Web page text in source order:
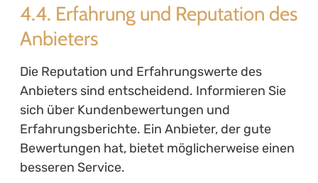
4.4. Erfahrung und Reputation des
Anbieters
Die Reputation und Erfahrungswerte des
Anbieters sind entscheidend. Informieren Sie
sich über Kundenbewertungen und
Erfahrungsberichte. Ein Anbieter, der gute
Bewertungen hat, bietet möglicherweise einen
besseren Service.